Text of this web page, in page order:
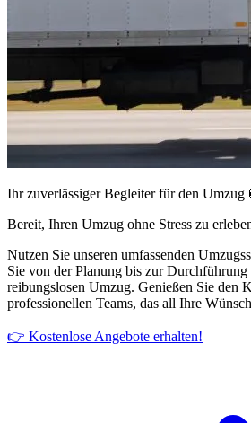
Ihr zuverlässiger Begleiter für den Umzug
Bereit, Ihren Umzug ohne Stress zu
Nutzen Sie unseren umfassenden
Sie von der Planung bis zur Durchführung
reibungslosen Umzug. Genießen Sie den
professionellen Teams, das all Ihre
👉 Kostenlose Angebote erhalten!